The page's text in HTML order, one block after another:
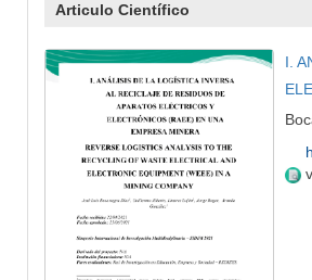
Articulo Científico
I.